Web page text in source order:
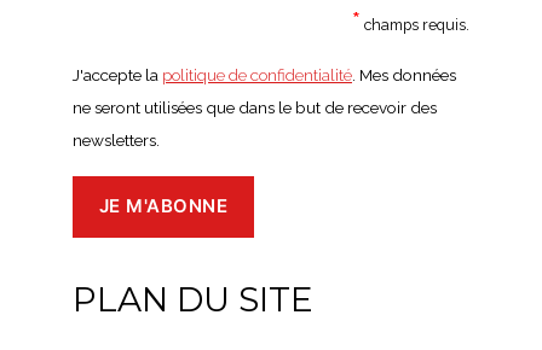
* champs requis.
J'accepte la politique de confidentialité . Mes données
ne seront utilisées que dans le but de recevoir des
newsletters.
PLAN DU SITE